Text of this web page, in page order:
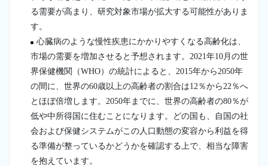
る需要が高まり、研究対象市場が拡大する可能性がありま
す。
心臓病のような慢性疾患にかかりやすくなる高齢化は、
市場の需要を増加させると予想されます。2021年10月の世
界保健機関（WHO）の統計によると、2015年から2050年
の間に、世界の60歳以上の高齢者の割合は12％から22％へ
とほぼ倍増します。2050年までに、世界の高齢者の80％が
低や中所得国に住むことになります。どの国も、自国の社
会および保健システムがこの人口動態の変容から利益を得
る準備が整っているかどうかを確認する上で、相当な障害
を抱えています。